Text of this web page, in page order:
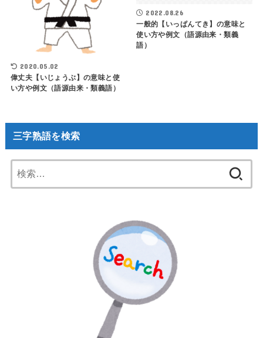
2020.05.02
偉丈夫【いじょうぶ】の意味と使
い方や例文（語源由来・類義語）
2022.08.26
一般的【いっぱんてき】の意味と
使い方や例文（語源由来・類義
語）
三字熟語を検索
索: